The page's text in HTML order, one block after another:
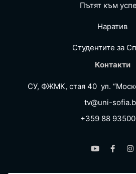
Пътят към
Наратив
Студентите за
Контакти
СУ, ФЖМК, стая 40 ул.
tv@uni-
+359 88